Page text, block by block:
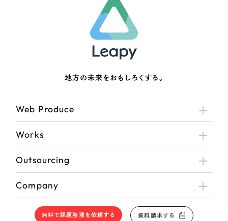
地方の未来をおもしろくする。
Web Produce
Works
Outsourcing
Company
無料で課題整理を依頼する 資料請求する